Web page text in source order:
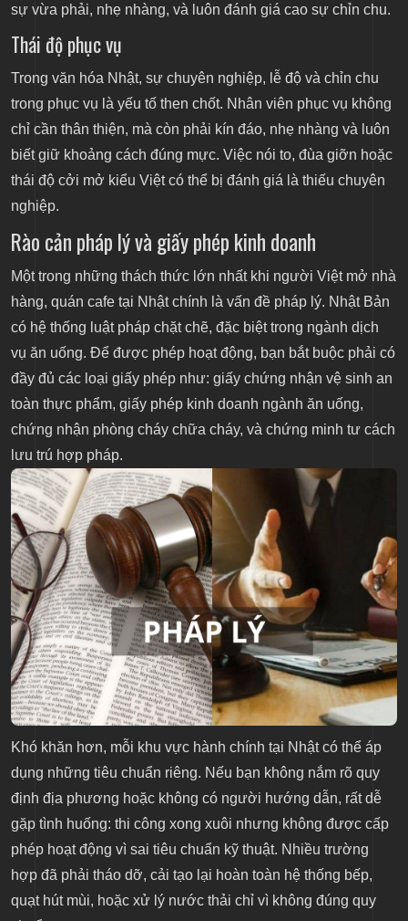
sự vừa phải, nhẹ nhàng, và luôn đánh giá cao sự chỉn chu.
Thái độ phục vụ
Trong văn hóa Nhật, sự chuyên nghiệp, lễ độ và chỉn chu
trong phục vụ là yếu tố then chốt. Nhân viên phục vụ không
chỉ cần thân thiện, mà còn phải kín đáo, nhẹ nhàng và luôn
biết giữ khoảng cách đúng mực. Việc nói to, đùa giỡn hoặc
thái độ cởi mở kiểu Việt có thể bị đánh giá là thiếu chuyên
nghiệp.
Rào cản pháp lý và giấy phép kinh doanh
Một trong những thách thức lớn nhất khi người Việt mở nhà
hàng, quán cafe tại Nhật chính là vấn đề pháp lý. Nhật Bản
có hệ thống luật pháp chặt chẽ, đặc biệt trong ngành dịch
vụ ăn uống. Để được phép hoạt động, bạn bắt buộc phải có
đầy đủ các loại giấy phép như: giấy chứng nhận vệ sinh an
toàn thực phẩm, giấy phép kinh doanh ngành ăn uống,
chứng nhận phòng cháy chữa cháy, và chứng minh tư cách
lưu trú hợp pháp.
Khó khăn hơn, mỗi khu vực hành chính tại Nhật có thể áp
dụng những tiêu chuẩn riêng. Nếu bạn không nắm rõ quy
định địa phương hoặc không có người hướng dẫn, rất dễ
gặp tình huống: thi công xong xuôi nhưng không được cấp
phép hoạt động vì sai tiêu chuẩn kỹ thuật. Nhiều trường
hợp đã phải tháo dỡ, cải tạo lại hoàn toàn hệ thống bếp,
quạt hút mùi, hoặc xử lý nước thải chỉ vì không đúng quy